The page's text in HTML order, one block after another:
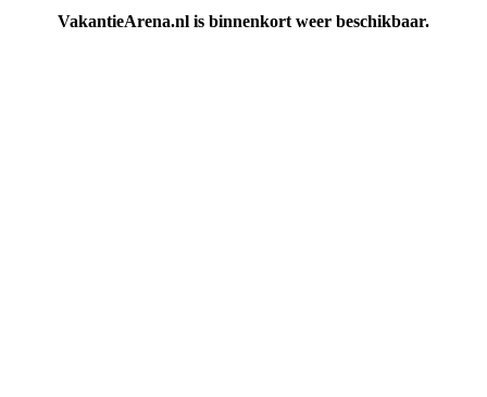
VakantieArena.nl is binnenkort weer beschikbaar.